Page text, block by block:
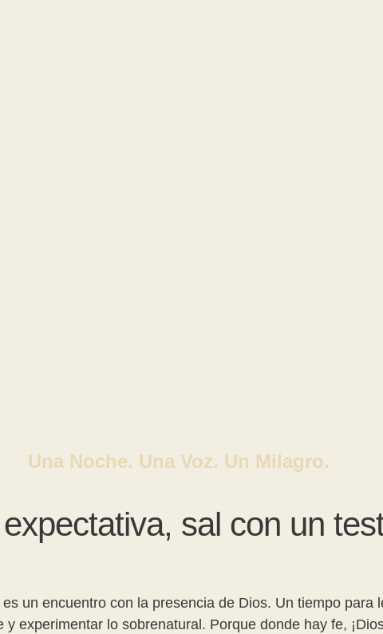
Una Noche. Una Voz. Un Milagro.
sal con un
un encuentro con la presencia de Dios. Un tiempo para
y experimentar lo sobrenatural. Porque donde hay fe,